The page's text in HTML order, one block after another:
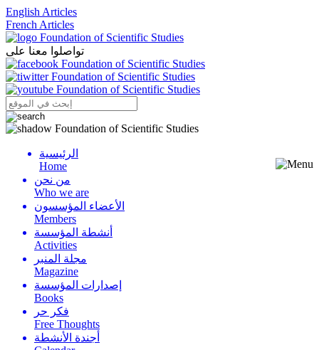
English Articles
French Articles
تواصلوا معنا على
Menu
الرئيسية
Home
من نحن
Who we are
الأعضاء المؤسسون
Members
أنشطة المؤسسة
Activities
مجلة المنبر
Magazine
إصدارات المؤسسة
Books
فكر حر
Free Thoughts
أجندة الأنشطة